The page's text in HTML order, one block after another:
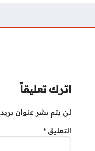
اترك تعليقاً
لن يتم نشر عنوان
التعليق *